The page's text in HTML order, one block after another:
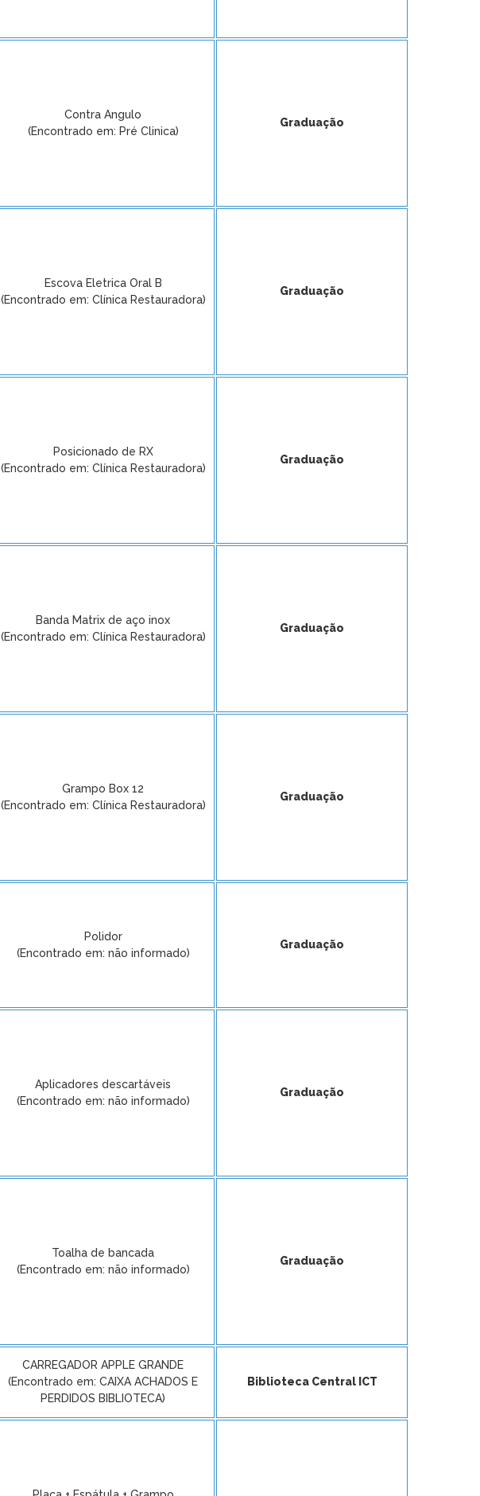
Contra Angulo
(Encontrado em: Pré Clinica)
Graduação
Escova Eletrica Oral B
(Encontrado em: Clínica Restauradora)
Graduação
Posicionado de RX
(Encontrado em: Clínica Restauradora)
Graduação
Banda Matrix de aço inox
(Encontrado em: Clínica Restauradora)
Graduação
Grampo Box 12
(Encontrado em: Clínica Restauradora)
Graduação
Polidor
(Encontrado em: não informado)
Graduação
Aplicadores descartáveis
(Encontrado em: não informado)
Graduação
Toalha de bancada
(Encontrado em: não informado)
Graduação
CARREGADOR APPLE GRANDE
(Encontrado em: CAIXA ACHADOS E
PERDIDOS BIBLIOTECA)
Biblioteca Central ICT